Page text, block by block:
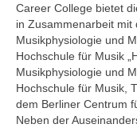
Career College bietet
in Zusammenarbeit
Musikphysiologie und
Hochschule für Musik
Musikphysiologie und
Hochschule für Musik,
dem Berliner Centrum
Neben der